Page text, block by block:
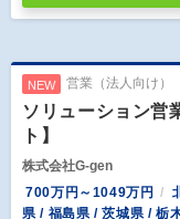
NEW 営業（法人向け）
ソリューション
ト】
株式会社G-gen
700万円～1049万円
県 / 福島県 / 茨城県 / 栃